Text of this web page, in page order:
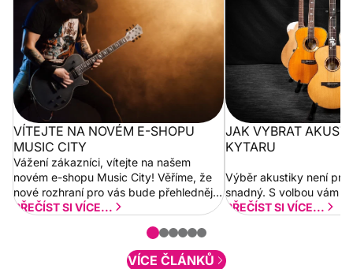
VÍTEJTE NA NOVÉM E-SHOPU
MUSIC CITY
Vážení zákazníci, vítejte na našem
novém e-shopu Music City! Věříme, že
nové rozhraní pro vás bude přehlednější
a rychlejší. Postupně budeme přidávat
PŘEČÍST SI VÍCE...
JAK VYBRAT
KYTARU
Výběr akustiky není pro
snadný. S volbou vám
PŘEČÍST SI VÍCE...
VÍCE ČLÁNKŮ